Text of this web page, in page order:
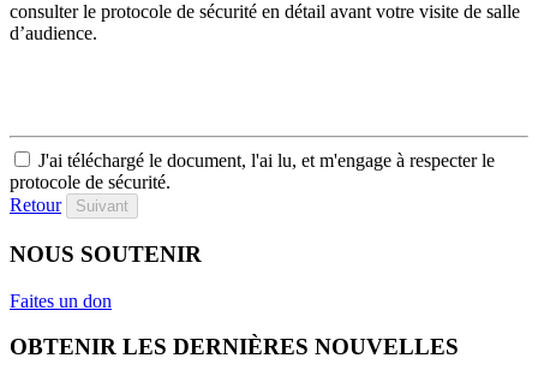
consulter le protocole de sécurité en détail avant votre visite de salle
d’audience.
J'ai téléchargé le document, l'ai lu, et m'engage à respecter le
protocole de sécurité.
Retour
Suivant
NOUS SOUTENIR
Faites un don
OBTENIR LES DERNIÈRES NOUVELLES